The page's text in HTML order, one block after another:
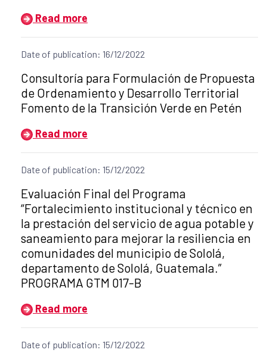
Read more
Date of publication: 16/12/2022
Title of the announcement:
Consultoría para Formulación de Propuesta
de Ordenamiento y Desarrollo Territorial
Fomento de la Transición Verde en Petén
Read more
Date of publication: 15/12/2022
Title of the announcement:
Evaluación Final del Programa
“Fortalecimiento institucional y técnico en
la prestación del servicio de agua potable y
saneamiento para mejorar la resiliencia en
comunidades del municipio de Sololá,
departamento de Sololá, Guatemala.”
PROGRAMA GTM 017-B
Read more
Date of publication: 15/12/2022